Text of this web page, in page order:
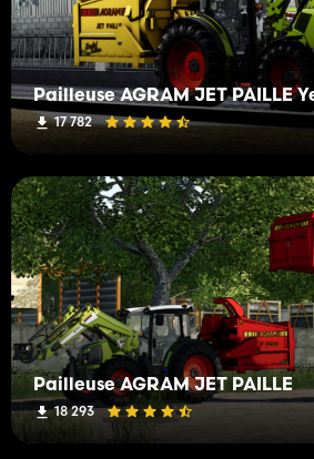
17 782
Pailleuse AGRAM JET PAILLE
18 293